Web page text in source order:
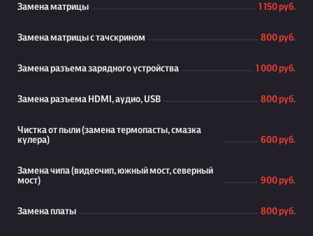
Замена матрицы 1 150 руб.
Замена матрицы с тачскрином 800 руб.
Замена разъема зарядного устройства 1 000 руб.
Замена разъема HDMI, аудио, USB 800 руб.
Чистка от пыли (замена термопасты, смазка
кулера)
600 руб.
Замена чипа (видеочип, южный мост, северный
мост)
900 руб.
Замена платы 800 руб.